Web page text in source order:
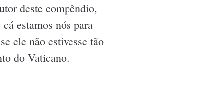
deste compêndio,
estamos nós para
ele não estivesse tão
do Vaticano.